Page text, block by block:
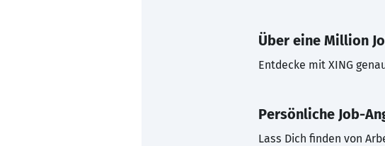
Über eine Million
Entdecke mit XING
Persönliche Job-
Lass Dich finden von